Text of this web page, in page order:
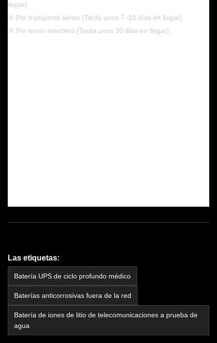
llegar).
② Por transporte aéreo (Tarda unos 7~10 días en llegar).
③ Por envío marítimo (Tarda unos 30 días en llegar).
Las etiquetas:
Batería UPS de ciclo profundo médico
Baterías anticorrosivas fuera de la red
Batería de iones de litio de telecomunicaciones a prueba de
agua